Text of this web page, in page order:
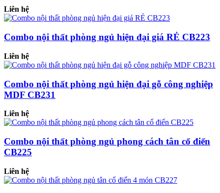
Liên hệ
Combo nội thất phòng ngủ hiện đại giá RẺ CB223
Liên hệ
Combo nội thất phòng ngủ hiện đại gỗ công nghiệp
MDF CB231
Liên hệ
Combo nội thất phòng ngủ phong cách tân cổ điển
CB225
Liên hệ